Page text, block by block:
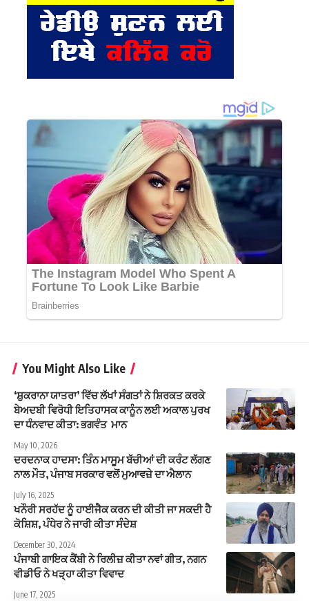
You Might Also Like
‘ਸ਼ੁਕਰਾਨਾ ਯਾਤਰਾ’ ਵਿੱਚ ਲੱਖਾਂ ਸੰਗਤਾਂ ਨੇ ਸ਼ਿਰਕਤ ਕਰਕੇ
ਬੇਅਦਬੀ ਵਿਰੋਧੀ ਇਤਿਹਾਸਕ ਕਾਨੂੰਨ ਲਈ ਅਕਾਲ ਪੁਰਖ
ਦਾ ਧੰਨਵਾਦ ਕੀਤਾ: ਭਗਵੰਤ ਮਾਨ
May 10, 2026
ਦਰਦਨਾਕ ਹਾਦਸਾ: ਤਿੰਨ ਮਾਸੂਮ ਬੱਚੀਆਂ ਦੀ ਕਰੰਟ ਲੱਗਣ
ਨਾਲ ਮੌਤ, ਪੰਜਾਬ ਸਰਕਾਰ ਵਲੋਂ ਮੁਆਵਜ਼ੇ ਦਾ ਐਲਾਨ
July 16, 2025
ਖਨੌਰੀ ਸਰਹੱਦ ਨੂੰ ਹਾਈਜੈਕ ਕਰਨ ਦੀ ਕੀਤੀ ਜਾ ਸਕਦੀ ਹੈ
ਕੋਸ਼ਿਸ਼, ਪੰਧੇਰ ਨੇ ਜਾਰੀ ਕੀਤਾ ਸੰਦੇਸ਼
December 30, 2024
ਪੰਜਾਬੀ ਗਾਇਕ ਕੈਂਬੀ ਨੇ ਰਿਲੀਜ਼ ਕੀਤਾ ਨਵਾਂ ਗੀਤ, ਨਗਨ
ਵੀਡੀਓ ਨੇ ਖੜ੍ਹਾ ਕੀਤਾ ਵਿਵਾਦ
June 17, 2025